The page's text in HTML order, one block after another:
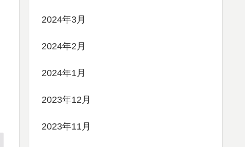
2024年3月
2024年2月
2024年1月
2023年12月
2023年11月